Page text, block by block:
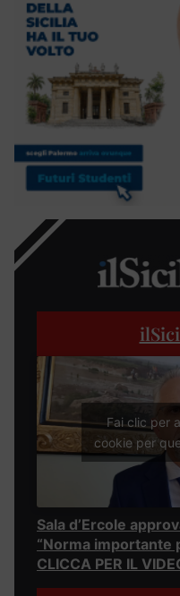
Fai clic per
cookie per
Sala d’Ercole
“Norma importante
CLICCA PER IL